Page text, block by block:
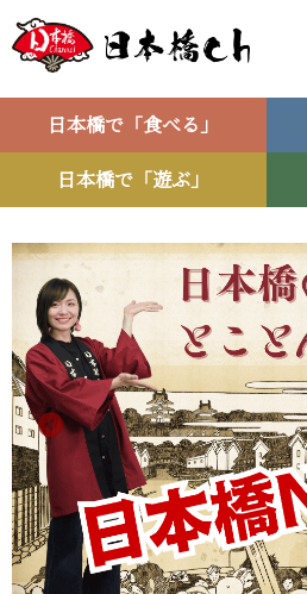
日本橋で「食べる」
日本橋で「遊ぶ」